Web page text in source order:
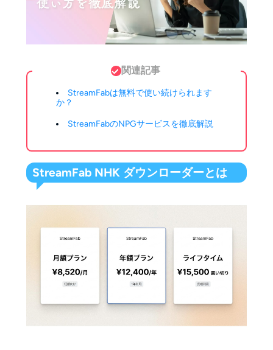
関連記事
StreamFabは無料で使い続けられます
か？
StreamFabのNPGサービスを徹底解説
StreamFab NHK ダウンローダーとは